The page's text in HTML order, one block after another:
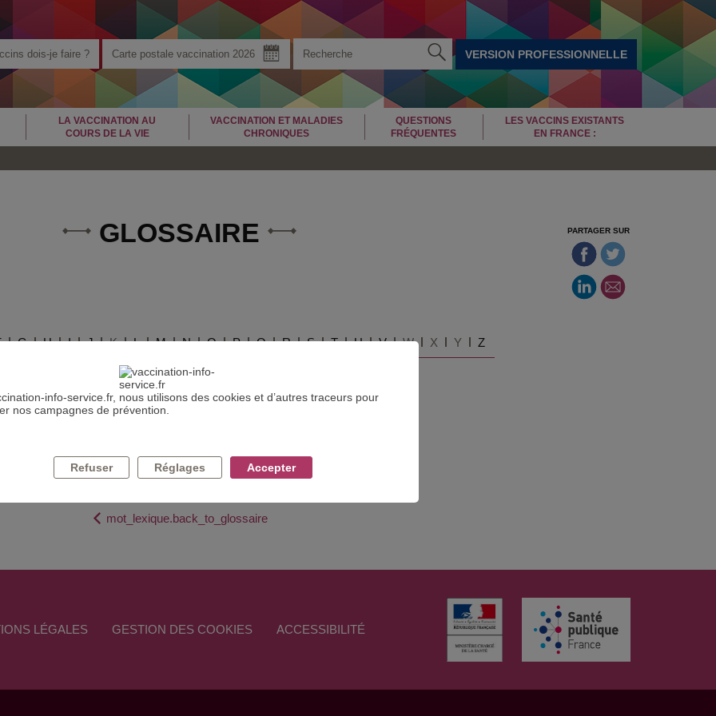
dois-je faire ? Carte postale vaccination 2026 VERSION PROFESSIONNELLE
LA VACCINATION AU
COURS DE LA VIE
VACCINATION ET MALADIES
CHRONIQUES
QUESTIONS
FRÉQUENTES
LES VACCINS EXISTANTS
EN FRANCE :
GLOSSAIRE PARTAGER SUR
G H I J K L M N O P Q R S T U V W X Y Z
: DÉFICIT IMMUNITAIRE
mot_lexique.back_to_glossaire
LÉGALES GESTION DES COOKIES ACCESSIBILITÉ
info-service.fr, nous utilisons des cookies et d’autres traceurs pour
nos campagnes de prévention.
Refuser Réglages Accepter